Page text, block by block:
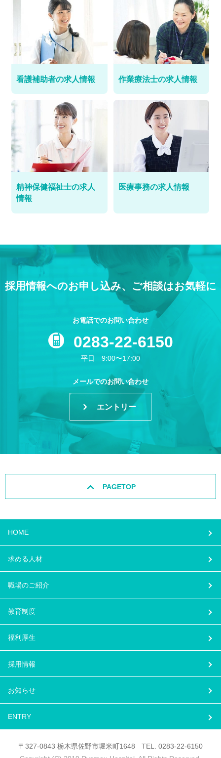
看護補助者の求人情報 作業療法士の求人情報
精神保健福祉士の求人
情報
医療事務の求人情報
採用情報へのお申し込み、ご相談はお気軽に
お電話でのお問い合わせ
0283-22-6150
平日 9:00〜17:00
メールでのお問い合わせ
エントリー
PAGETOP
HOME
求める人材
職場のご紹介
教育制度
福利厚生
採用情報
お知らせ
ENTRY
〒327-0843 栃木県佐野市堀米町1648 TEL. 0283-22-6150